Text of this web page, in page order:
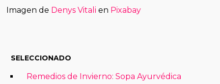
Imagen de Denys Vitali en Pixabay
SELECCIONADO
Remedios de Invierno: Sopa Ayurvédica